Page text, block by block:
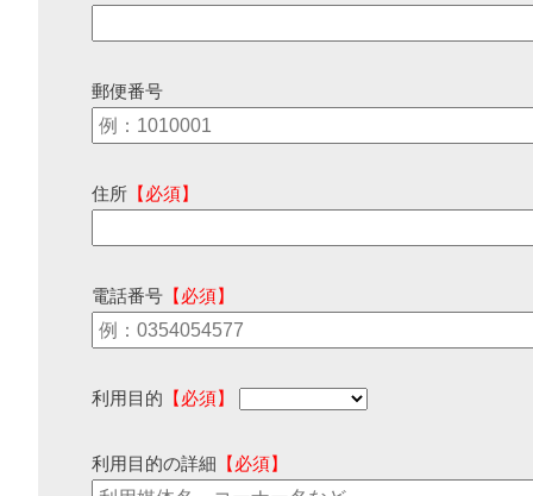
郵便番号
住所 【必須】
電話番号 【必須】
利用目的 【必須】
利用目的の詳細 【必須】